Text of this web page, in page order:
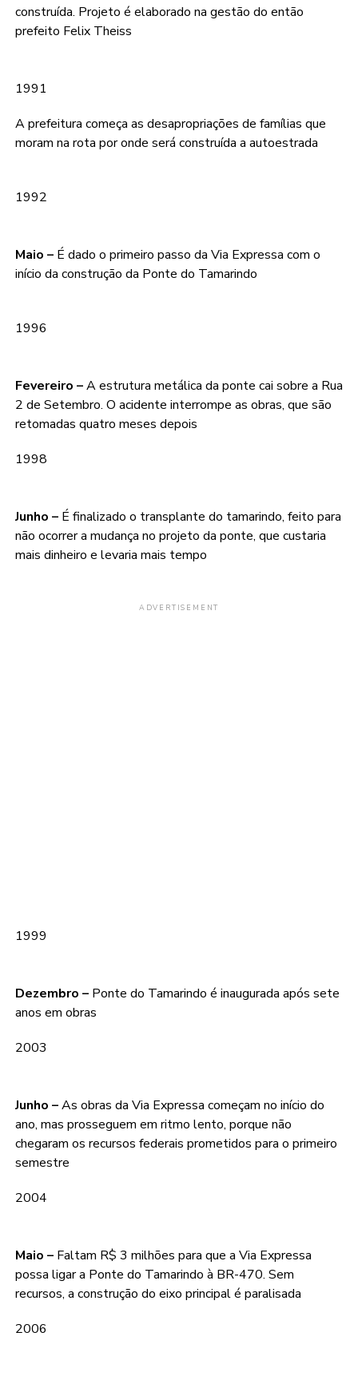
construída. Projeto é elaborado na gestão do então
prefeito Felix Theiss
1991
A prefeitura começa as desapropriações de famílias que
moram na rota por onde será construída a autoestrada
1992
Maio –É dado o primeiro passo da Via Expressa com o
início da construção da Ponte do Tamarindo
1996
Fevereiro –A estrutura metálica da ponte cai sobre a Rua
2 de Setembro. O acidente interrompe as obras, que são
retomadas quatro meses depois
1998
Junho –É finalizado o transplante do tamarindo, feito para
não ocorrer a mudança no projeto da ponte, que custaria
mais dinheiro e levaria mais tempo
ADVERTISEMENT
1999
Dezembro –Ponte do Tamarindo é inaugurada após sete
anos em obras
2003
Junho –As obras da Via Expressa começam no início do
ano, mas prosseguem em ritmo lento, porque não
chegaram os recursos federais prometidos para o primeiro
semestre
2004
Maio –Faltam R$ 3 milhões para que a Via Expressa
possa ligar a Ponte do Tamarindo à BR-470. Sem
recursos, a construção do eixo principal é paralisada
2006